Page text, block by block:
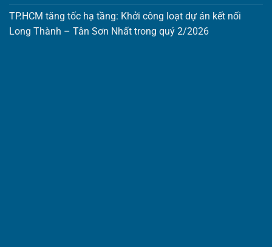
TP.HCM tăng tốc hạ tầng: Khởi công loạt dự án kết nối
Long Thành – Tân Sơn Nhất trong quý 2/2026